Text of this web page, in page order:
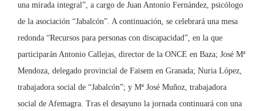
una mirada integral”, a cargo de Juan Antonio Fernández, psicólogo
de la asociación “Jabalcón”. A continuación, se celebrará una mesa
redonda “Recursos para personas con discapacidad”, en la que
participarán Antonio Callejas, director de la ONCE en Baza; José Mª
Mendoza, delegado provincial de Faisem en Granada; Nuria López,
trabajadora social de “Jabalcón”; y Mª José Muñoz, trabajadora
social de Afemagra. Tras el desayuno la jornada continuará con una